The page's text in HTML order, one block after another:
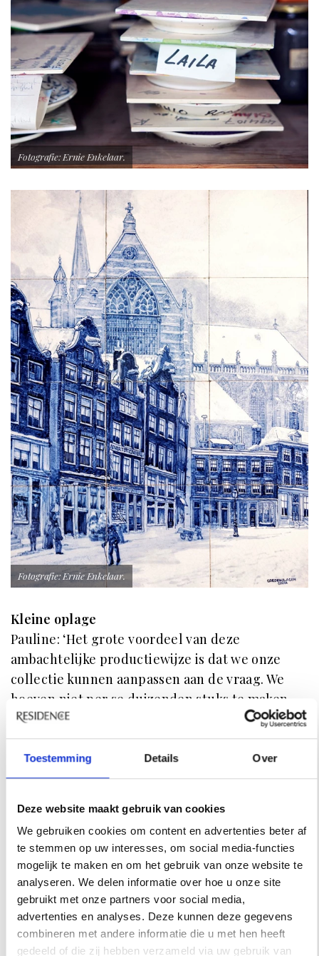
Toestemming Details Over
Deze website maakt gebruik van cookies
We gebruiken cookies om content en advertenties beter af
te stemmen op uw interesses, om social media-functies
mogelijk te maken en om het gebruik van onze website te
analyseren. We delen informatie over hoe u onze site
gebruikt met onze partners voor social media,
advertenties en analyses. Deze kunnen deze gegevens
combineren met andere informatie die u met hen heeft
gedeeld of die zij hebben verzameld via uw gebruik van
Fotografie: Ernie Enkelaar.
Fotografie: Ernie Enkelaar.
Kleine oplage
Pauline: ‘Het grote voordeel van deze
ambachtelijke productiewijze is dat we onze
collectie kunnen aanpassen aan de vraag. We
hoeven niet per se duizenden stuks te maken
om rendabel te kunnen zijn. Als een bepaalde
kleur goed of minder goed loopt, passen we de
productie daarop aan. Daardoor kunnen we ook
limited editions maken, vaak in samenwerking
geurkaarsen met Edith Beurskens of kerstballen
voor interior designer Noëlle Baartmans.’
Duurzaamheid
Hoewel de werkwijze traditioneel en
ambachtelijk is, gaat Royal Goedewaagen wel
degelijk met de tijd mee ‘Duurzaamheid is een
belangrijk thema, zeker in een bedrijf waar